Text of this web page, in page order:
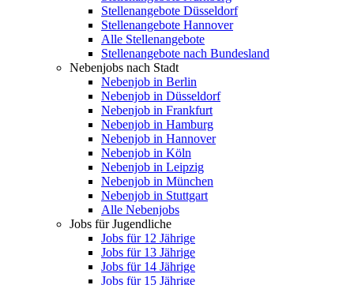
Stellenangebote Düsseldorf
Stellenangebote Hannover
Alle Stellenangebote
Stellenangebote nach Bundesland
Nebenjobs nach Stadt
Nebenjob in Berlin
Nebenjob in Düsseldorf
Nebenjob in Frankfurt
Nebenjob in Hamburg
Nebenjob in Hannover
Nebenjob in Köln
Nebenjob in Leipzig
Nebenjob in München
Nebenjob in Stuttgart
Alle Nebenjobs
Jobs für Jugendliche
Jobs für 12 Jährige
Jobs für 13 Jährige
Jobs für 14 Jährige
Jobs für 15 Jährige